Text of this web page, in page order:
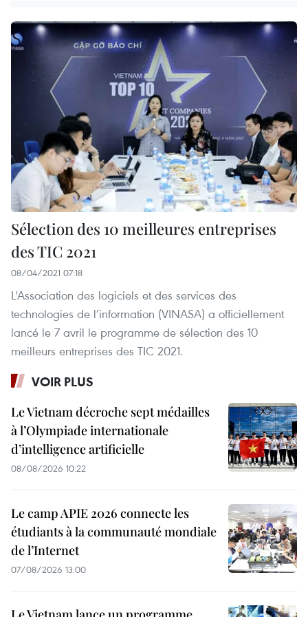
Sélection des 10 meilleures entreprises
des TIC 2021
08/04/2021 07:18
L'Association des logiciels et des services des
technologies de l’information (VINASA) a officiellement
lancé le 7 avril le programme de sélection des 10
meilleurs entreprises des TIC 2021.
VOIR PLUS
Le Vietnam décroche sept médailles
à l’Olympiade internationale
d’intelligence artificielle
08/08/2026 10:22
Le camp APIE 2026 connecte les
étudiants à la communauté mondiale
de l’Internet
07/08/2026 13:00